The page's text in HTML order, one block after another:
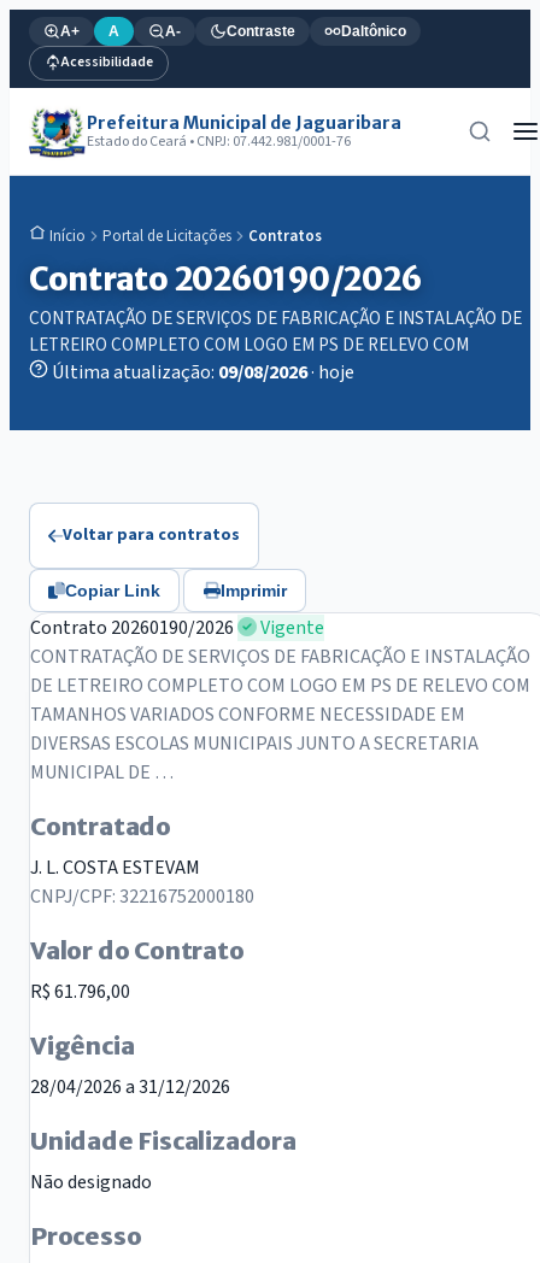
A+ A A- Contraste Daltônico
Acessibilidade
Prefeitura Municipal de Jaguaribara
Estado do Ceará • CNPJ: 07.442.981/0001-76
Início Portal de Licitações Contratos
Contrato 20260190/2026
CONTRATAÇÃO DE SERVIÇOS DE FABRICAÇÃO E INSTALAÇÃO DE
LETREIRO COMPLETO COM LOGO EM PS DE RELEVO COM
Última atualização: 09/08/2026· hoje
Voltar para contratos
Copiar Link Imprimir
Contrato 20260190/2026
Vigente
CONTRATAÇÃO DE SERVIÇOS DE FABRICAÇÃO E INSTALAÇÃO
DE LETREIRO COMPLETO COM LOGO EM PS DE RELEVO COM
TAMANHOS VARIADOS CONFORME NECESSIDADE EM
DIVERSAS ESCOLAS MUNICIPAIS JUNTO A SECRETARIA
MUNICIPAL DE …
Contratado
J. L. COSTA ESTEVAM
CNPJ/CPF: 32216752000180
Valor do Contrato
R$ 61.796,00
Vigência
28/04/2026 a 31/12/2026
Unidade Fiscalizadora
Não designado
Processo